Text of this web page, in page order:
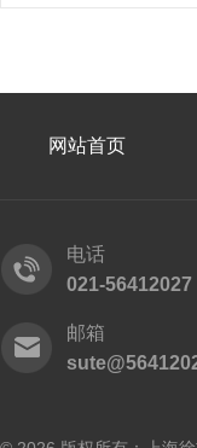
网站首页
电话
021-56412027
邮箱